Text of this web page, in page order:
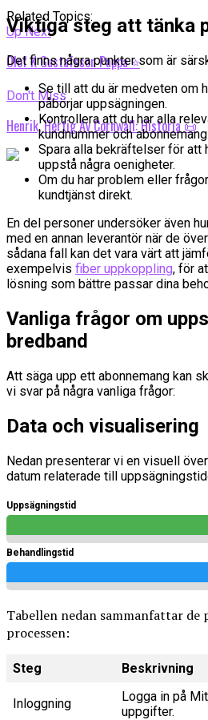
Related Topics:
Up Next
Olof K Gustafsson Pappa ⭐️
Don't Miss
Henrik, Hertig Av Cornwall: Historia 📜
Viktiga steg att tänka
Det finns några punkter som är
Se till att du är medveten om
påbörjar uppsägningen.
Kontrollera att du har alla
kundnummer och
Spara alla bekräftelser för
uppstå några oenigheter.
Om du har problem eller
kundtjänst direkt.
En del personer undersöker även
med en annan leverantör när de
sådana fall kan det vara värt att
exempelvis fiber uppkoppling, för
lösning som bättre passar dina
Vanliga frågor om
bredband
Att säga upp ett abonnemang kan
vi svar på några vanliga frågor:
Data och visualisering
Nedan presenterar vi en visuell
datum relaterade till
Uppsägningstid
Behandlingstid
Tabellen nedan sammanfattar de
processen:
Steg Beskrivning
Inloggning
Logga in på
uppgifter.